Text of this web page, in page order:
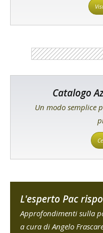
Catalogo
Un modo semplice
L'esperto Pac
Approfondimenti sulla
a cura di Angelo